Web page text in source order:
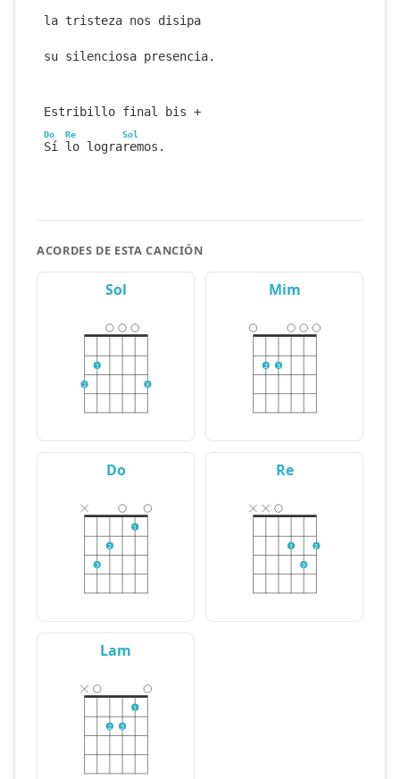
la tristeza nos disipa
su silenciosa presencia.
Estribillo final bis +
Do Re Sol
Sí lo lograremos.
ACORDES DE ESTA CANCIÓN
Sol
2
1
3
Mim
2 3
Do
3
2
1
Re
1
3
2
Lam
2 3
1